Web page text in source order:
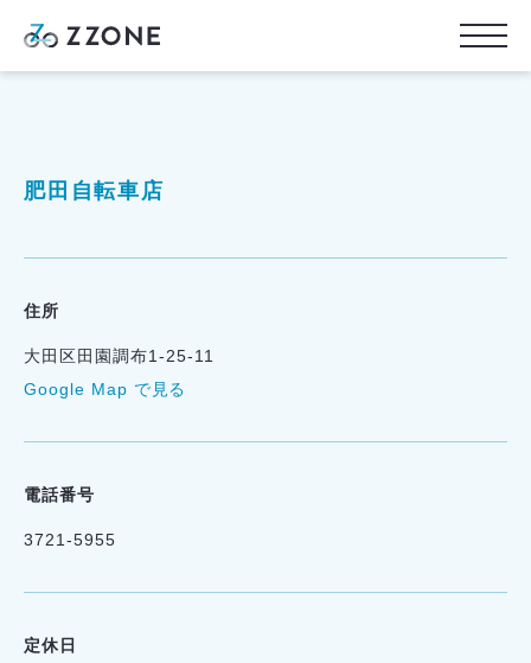
肥田自転車店
住所
大田区田園調布1-25-11
Google Map で見る
電話番号
3721-5955
定休日